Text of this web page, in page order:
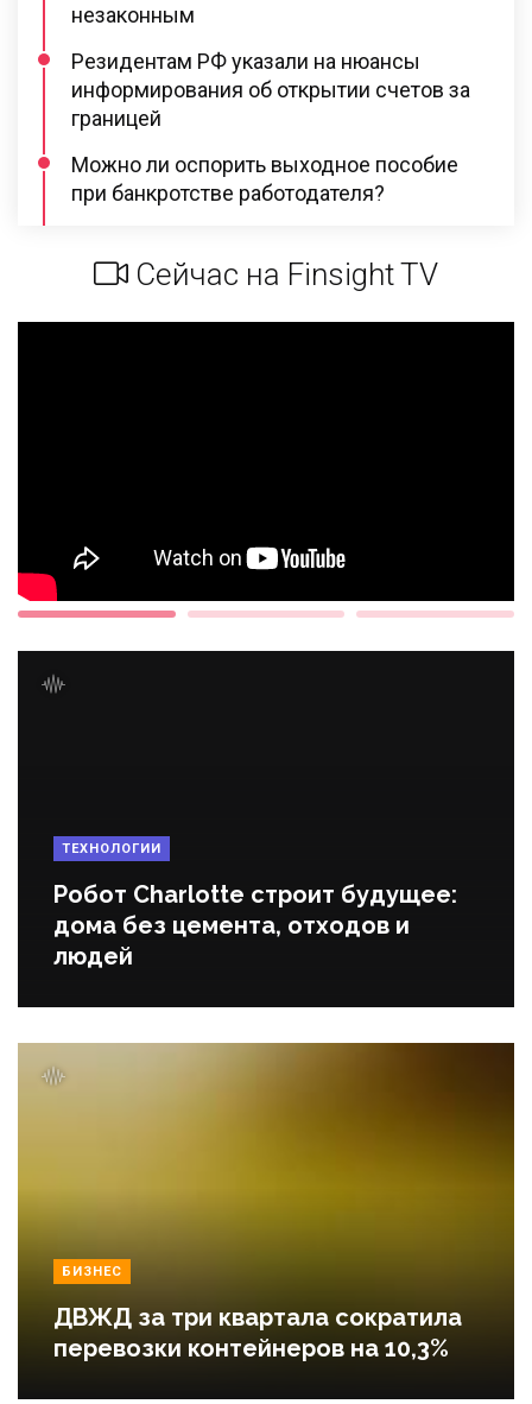
незаконным
Резидентам РФ указали на нюансы
информирования об открытии счетов за
границей
Можно ли оспорить выходное пособие
при банкротстве работодателя?
Сейчас на Finsight TV
ТЕХНОЛОГИИ
Робот Charlotte строит будущее:
дома без цемента, отходов и
людей
БИЗНЕС
ДВЖД за три квартала сократила
перевозки контейнеров на 10,3%